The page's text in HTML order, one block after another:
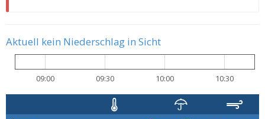
Aktuell kein Niederschlag in Sicht
09:00 09:30 10:00 10:30